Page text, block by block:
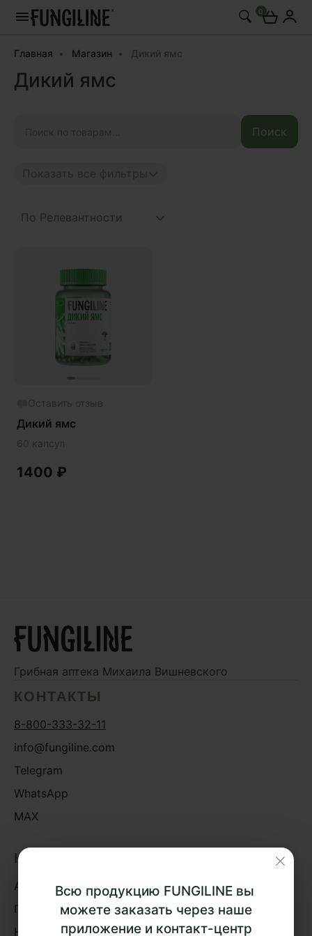
Всю продукцию FUNGILINE вы
можете заказать через наше
приложение и контакт-центр
0
Главная Магазин Дикий ямс
Дикий ямс
Поиск
Daily
Mushroom
Phyto
Premium
Антипаразит
Антистресс
Дикий ямс
Желчегонное
Женское здоровье
Зависимости
Защита печени
Зверобой
Здоровые суставы
Здоровый микробиом
Здоровье легких
Оставить отзыв
Дикий ямс
60 капсул
1400 ₽
Грибная аптека Михаила Вишневского
КОНТАКТЫ
8-800-333-32-11
info@fungiline.com
Telegram
WhatsApp
MAX
КАТАЛОГ
Акции
Грибная аптека
Наборы